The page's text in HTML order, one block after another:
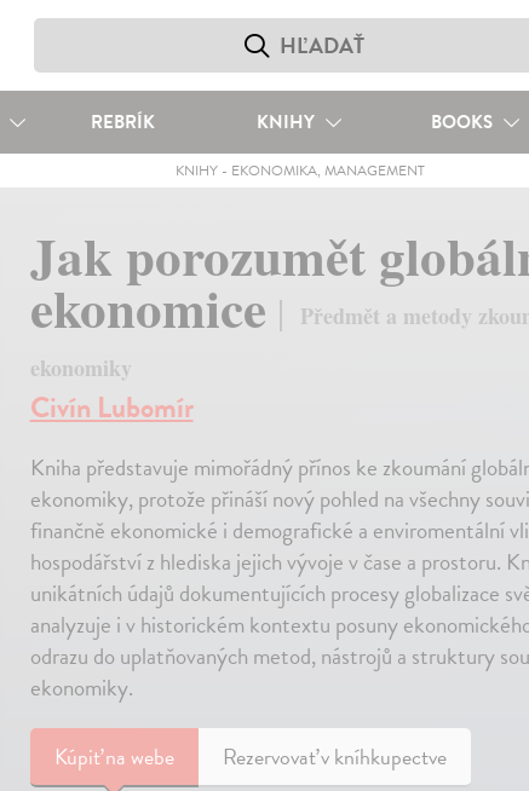
REBRÍK KNIHY BOOKS
KNIHY- EKONOMIKA, MANAGEMENT
Jak porozumět
ekonomice
Předmět a metody
ekonomiky
Civín Lubomír
Kniha představuje mimořádný přínos ke zkoumání
ekonomiky, protože přináší nový pohled na všechny
finančně ekonomické i demografické a enviromentální
hospodářství z hlediska jejich vývoje v čase a prostoru.
unikátních údajů dokumentujících procesy globalizace
analyzuje i v historickém kontextu posuny
odrazu do uplatňovaných metod, nástrojů a struktury
ekonomiky.
Kúpiťna webe Rezervovať v kníhkupectve